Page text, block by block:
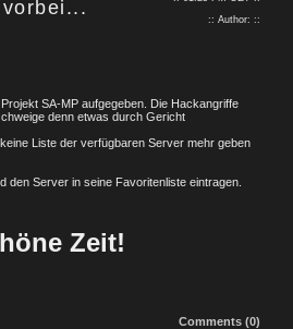
:: Author: ::
SA-MP aufgegeben. Die Hackangriffe
denn etwas durch Gericht
Liste der verfügbaren Server mehr geben
Server in seine Favoritenliste eintragen.
Zeit!
Comments (0)